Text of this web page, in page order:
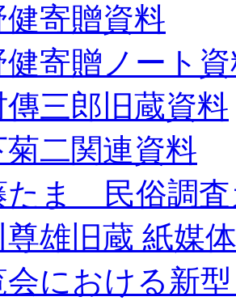
健寄贈資料
健寄贈ノート
傳三郎旧蔵資料
菊二関連資料
たま 民俗調査
尊雄旧蔵 紙媒
会における新